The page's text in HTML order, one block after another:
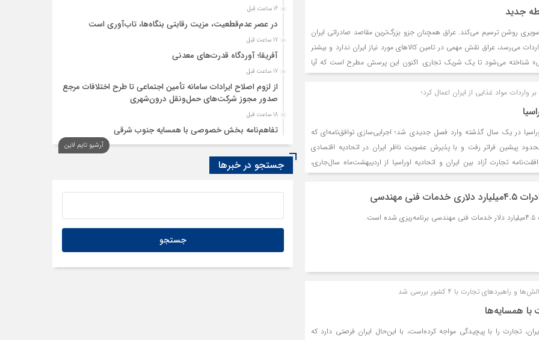
از متضرران اصلی اقتصادی جنگ هستند. گروه دیگری از متضرران جنگ در
سمت دیگر کشورهایی مانند آذربایجان و ترکمنستان هستند که از عملیات
صادرات انرژی از شرایط جنگی منتفع شده‌اند.
جدید
روشن ترسیم می‌کند. عراق همچنان جزو بزرگ‌ترین مقاصد صادراتی ایران
می‌رسد، عراق نقش مهمی در تامین کالاهای مورد نیاز ایران ندارد و بیشتر
شناخته می‌شود تا یک شریک تجاری. اکنون این پرسش مطرح است که آیا
صرفا مصرفی به یک شریک تبدیل کرد؟ بخش خصوصی بر این باور است که
برای تامین نیازهای ایران تبدیل شود؛ مسیری که نه جایگزین بزرگ‌ترین
تنوع‌بخشی به تجارت ایران خواهد بود.
مواد غذایی از ایران اعمال کرد؛
در یک سال گذشته وارد فصل جدیدی شد؛ اجرایی‌سازی توافق‌نامه‌ای که
پیشین فراتر رفت و با پذیرش عضویت ناظر ایران در اتحادیه اقتصادی
تجارت آزاد بین ایران و اتحادیه اوراسیا از اردیبهشت‌ماه سال‌جاری،
گمرکی بیش از ۸۷ درصد مبادلات تجاری به صفر درصد رسید. با وجود این اقدامات، بررسی آمارها
با اتحادیه اوراسیا هنوز محدود به روسیه و ارمنستان است و سایر کشورها
«کاهش هزینه‌های تمام‌شده»، «توسعه زنجیره تامین» و «ایجاد مزیت‌های
مهندسی
تجارت با ۴ کشور بررسی شد
با همسایه‌ها
تجارت را با پیچیدگی مواجه کرده‌است، با این‌حال ایران فرصتی دارد که
16 ساعت قبل
در عصر عدم‌قطعیت، مزیت رقابتی بنگاه‌ها، تاب‌آوری است
17 ساعت قبل
آفریقا؛ آوردگاه قدرت‌های معدنی
17 ساعت قبل
از لزوم اصلاح ایرادات سامانه تأمین اجتماعی تا طرح اختلافات مرجع
صدور مجوز شرکت‌های حمل‌ونقل درون‌شهری
18 ساعت قبل
تفاهم‌نامه بخش خصوصی با همسایه جنوب شرقی
19 ساعت قبل
سود اقتصاد‌ها از هوش مصنوعی
آرشیو تایم لاین
جستجو در خبرها